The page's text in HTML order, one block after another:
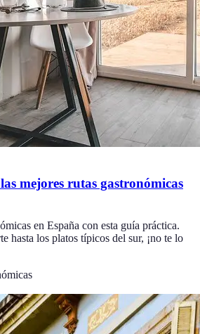
mejores rutas gastronómicas
en España con esta guía práctica.
hasta los platos típicos del sur, ¡no te lo